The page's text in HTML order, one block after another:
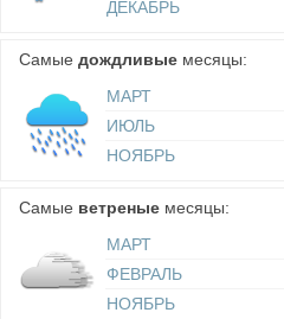
ДЕКАБРЬ
Самые дождливые месяцы:
МАРТ
ИЮЛЬ
НОЯБРЬ
Самые ветреные месяцы:
МАРТ
ФЕВРАЛЬ
НОЯБРЬ